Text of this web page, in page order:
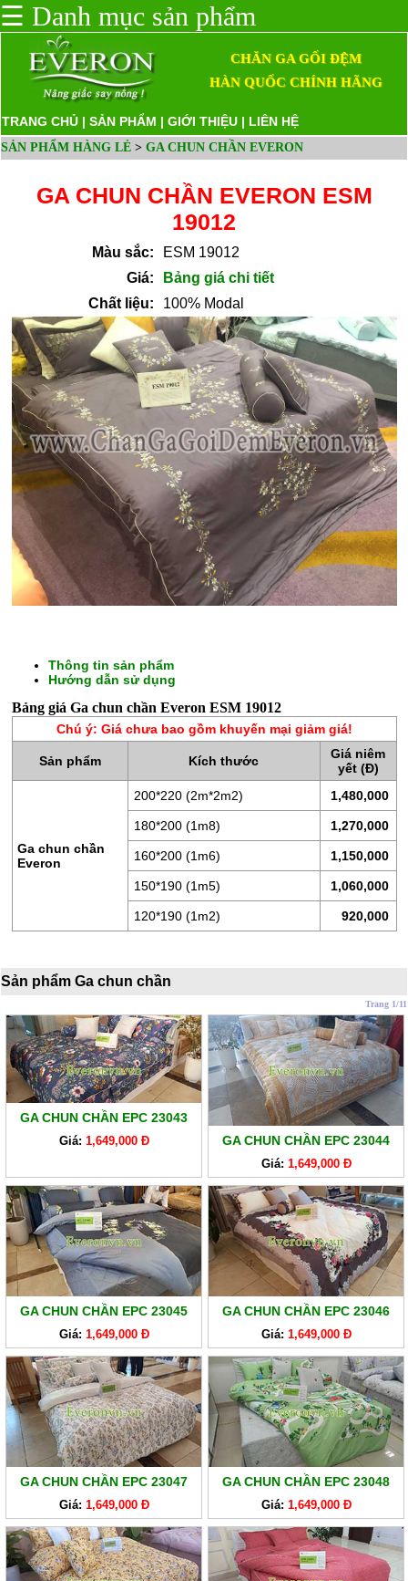
GỐI
ĐỆM
BÔNG
XO
RUỘT
BÔNG
BỘ
CAO
CẤP
ARTEMIS
SẢN
PHẨM
GIÁ
CHĂN
GA
EVERONLITE
SẢN
PHẨM
HÀNG
LẺ
SẢN
PHẨM
KHÁC
☰ Danh mục sản phẩm
CHĂN GA GỐI ĐỆM
HÀN QUỐC CHÍNH HÃNG
TRANG CHỦ | SẢN PHẨM | GIỚI THIỆU | LIÊN HỆ
SẢN PHẨM HÀNG LẺ > GA CHUN CHẦN EVERON
GA CHUN CHẦN EVERON ESM
19012
Màu sắc:
ESM 19012
Giá:
Bảng giá chi tiết
Chất liệu:
100% Modal
Thông tin sản phẩm
Hướng dẫn sử dụng
Bảng giá Ga chun chần Everon ESM 19012
Chú ý: Giá chưa bao gồm khuyến mại giảm giá!
Sản phẩm Kích thước
Giá niêm
yết (Đ)
Ga chun chần
Everon
200*220 (2m*2m2) 1,480,000
180*200 (1m8) 1,270,000
160*200 (1m6) 1,150,000
150*190 (1m5) 1,060,000
120*190 (1m2) 920,000
Sản phẩm Ga chun chần
Trang 1/11
GA CHUN CHẦN EPC 23043
Giá: 1,649,000 Đ GA CHUN CHẦN EPC 23044
Giá: 1,649,000 Đ
GA CHUN CHẦN EPC 23045
Giá: 1,649,000 Đ
GA CHUN CHẦN EPC 23046
Giá: 1,649,000 Đ
GA CHUN CHẦN EPC 23047
Giá: 1,649,000 Đ
GA CHUN CHẦN EPC 23048
Giá: 1,649,000 Đ